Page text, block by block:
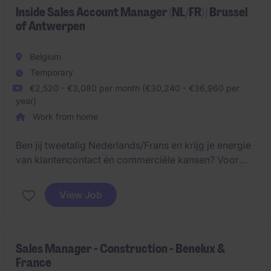
Inside Sales Account Manager (NL/FR) | Brussel
of Antwerpen
Belgium
Temporary
€2,520 - €3,080 per month (€30,240 - €36,960 per
year)
Work from home
Ben jij tweetalig Nederlands/Frans en krijg je energie
van klantencontact én commerciële kansen? Voor
Sales Account Manager die bestaande klanten helpt
groeien door het identificeren van nieuwe
View Job
Sales Manager - Construction - Benelux &
France